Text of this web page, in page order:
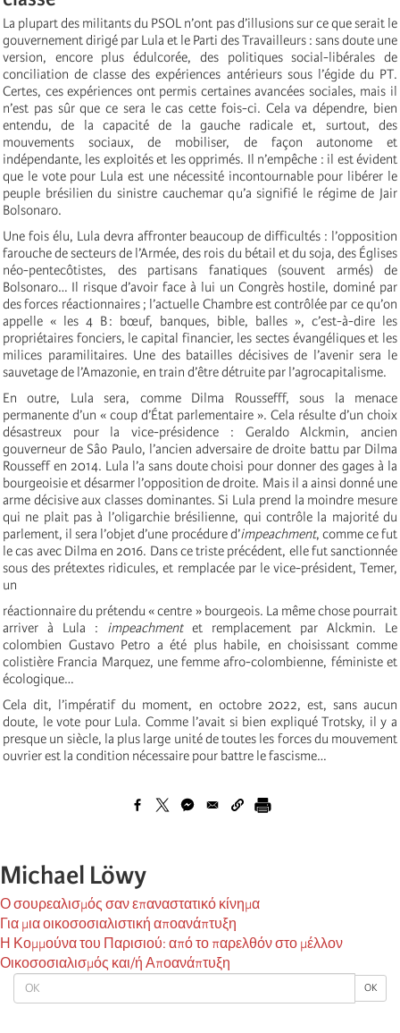
OK OK
La plupart des militants du PSOL n’ont pas d’illusions sur ce que serait le
gouvernement dirigé par Lula et le Parti des Travailleurs : sans doute une
version, encore plus édulcorée, des politiques social-libérales de
conciliation de classe des expériences antérieurs sous l’égide du PT.
Certes, ces expériences ont permis certaines avancées sociales, mais il
n’est pas sûr que ce sera le cas cette fois-ci. Cela va dépendre, bien
entendu, de la capacité de la gauche radicale et, surtout, des
mouvements sociaux, de mobiliser, de façon autonome et
indépendante, les exploités et les opprimés. Il n’empêche : il est évident
que le vote pour Lula est une nécessité incontournable pour libérer le
peuple brésilien du sinistre cauchemar qu’a signifié le régime de Jair
Bolsonaro.
Une fois élu, Lula devra affronter beaucoup de difficultés : l’opposition
farouche de secteurs de l’Armée, des rois du bétail et du soja, des Églises
néo-pentecôtistes, des partisans fanatiques (souvent armés) de
Bolsonaro… Il risque d’avoir face à lui un Congrès hostile, dominé par
des forces réactionnaires ; l’actuelle Chambre est contrôlée par ce qu’on
appelle « les 4 B : bœuf, banques, bible, balles », c’est-à-dire les
propriétaires fonciers, le capital financier, les sectes évangéliques et les
milices paramilitaires. Une des batailles décisives de l’avenir sera le
sauvetage de l’Amazonie, en train d’être détruite par l’agrocapitalisme.
En outre, Lula sera, comme Dilma Roussefff, sous la menace
permanente d’un « coup d’État parlementaire ». Cela résulte d’un choix
désastreux pour la vice-présidence : Geraldo Alckmin, ancien
gouverneur de Sâo Paulo, l’ancien adversaire de droite battu par Dilma
Rousseff en 2014. Lula l’a sans doute choisi pour donner des gages à la
bourgeoisie et désarmer l’opposition de droite. Mais il a ainsi donné une
arme décisive aux classes dominantes. Si Lula prend la moindre mesure
qui ne plait pas à l’oligarchie brésilienne, qui contrôle la majorité du
parlement, il sera l’objet d’une procédure d’impeachment, comme ce fut
le cas avec Dilma en 2016. Dans ce triste précédent, elle fut sanctionnée
sous des prétextes ridicules, et remplacée par le vice-président, Temer,
un
réactionnaire du prétendu « centre » bourgeois. La même chose pourrait
arriver à Lula : impeachmentet remplacement par Alckmin. Le
colombien Gustavo Petro a été plus habile, en choisissant comme
colistière Francia Marquez, une femme afro-colombienne, féministe et
écologique…
Cela dit, l’impératif du moment, en octobre 2022, est, sans aucun
doute, le vote pour Lula. Comme l’avait si bien expliqué Trotsky, il y a
presque un siècle, la plus large unité de toutes les forces du mouvement
ouvrier est la condition nécessaire pour battre le fascisme…
Michael Löwy
Ο σουρεαλισμός σαν επαναστατικό κίνημα
Για μια οικοσοσιαλιστική αποανάπτυξη
Η Κομμούνα του Παρισιού: από το παρελθόν στο μέλλον
Οικοσοσιαλισμός και/ή Αποανάπτυξη